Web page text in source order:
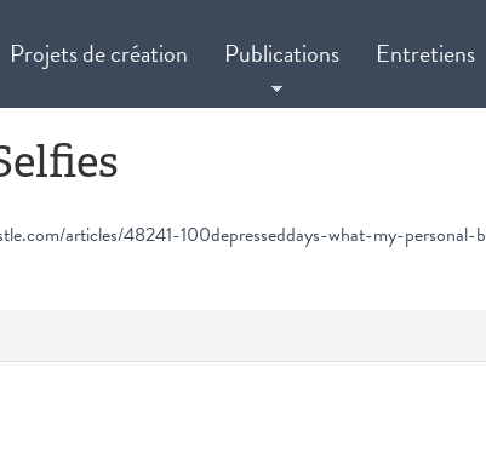
Projets de création Publications Entretiens
articles/48241-100depresseddays-what-my-